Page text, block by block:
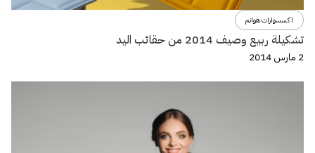
اكسسوارات هوانم
تشكيلة ربيع وصيف 2014 من حقائب اليد
2 مارس 2014